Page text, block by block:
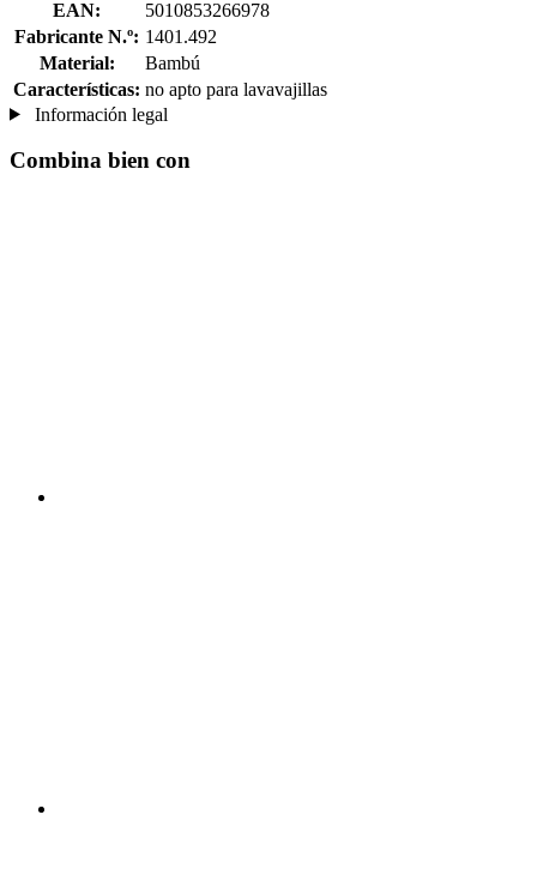
EAN:
5010853266978
Fabricante N.º: 1401.492
Material:
Bambú
Características: no apto para lavavajillas
Información legal
Combina bien con